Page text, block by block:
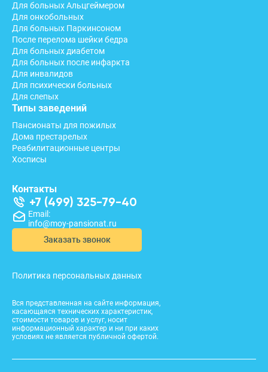
Вся представленная на сайте информация,
касающаяся технических характеристик,
стоимости товаров и услуг, носит
информационный характер и ни при каких
условиях не является публичной офертой.
Для больных Альцгеймером
Для онкобольных
Для больных Паркинсоном
После перелома шейки бедра
Для больных диабетом
Для больных после инфаркта
Для инвалидов
Для психически больных
Для слепых
Типы заведений
Пансионаты для пожилых
Дома престарелых
Реабилитационные центры
Хосписы
Контакты
+7 (499) 325-79-40
Email:
info@moy-pansionat.ru
Заказать звонок
Политика персональных данных